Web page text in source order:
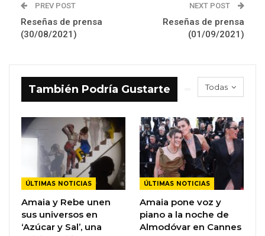
PREV POST
Reseñas de prensa
(30/08/2021)
NEXT POST
Reseñas de prensa
(01/09/2021)
Todas
También Podría Gustarte
ÚLTIMAS NOTICIAS
Amaia y Rebe unen
sus universos en
‘Azúcar y Sal’, una
ÚLTIMAS NOTICIAS
Amaia pone voz y
piano a la noche de
Almodóvar en Cannes